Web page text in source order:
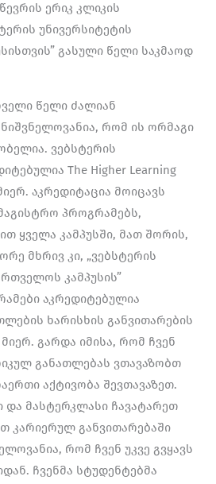
ერიკ კლიკის
უნივერსიტეტის
გასული წელი საკმაოდ
წელი ძალიან
რომ ის ორმაგი
ვებსტერის
The Higher Learning
აკრედიტაცია მოიცავს
პროგრამებს,
ყველა კამპუსში, მათ შორის,
მხრივ კი, „ვებსტერის
კამპუსის”
აკრედიტებულია
ხარისხის განვითარების
გარდა იმისა, რომ ჩვენ
განათლებას ვთავაზობთ
აქტივობა შევთავაზეთ.
და მასტერკლასი ჩავატარეთ
კარიერულ განვითარებაში
რომ ჩვენ უკვე გვყავს
ჩვენმა სტუდენტებმა